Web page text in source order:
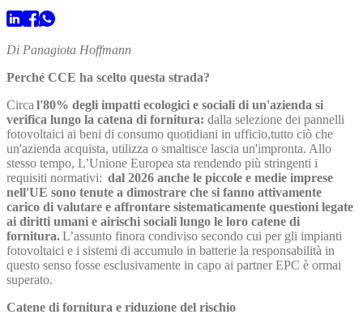
Di Panagiota Hoffmann
Perché CCE ha scelto questa strada?
Circa l'80% degli impatti ecologici e sociali di un'azienda si
verifica lungo la catena di fornitura: dalla selezione dei pannelli
fotovoltaici ai beni di consumo quotidiani in ufficio,tutto ciò che
un'azienda acquista, utilizza o smaltisce lascia un'impronta. Allo
stesso tempo, L’Unione Europea sta rendendo più stringenti i
requisiti normativi: dal 2026 anche le piccole e medie imprese
nell'UE sono tenute a dimostrare che si fanno attivamente
carico di valutare e affrontare sistematicamente questioni legate
ai diritti umani e airischi sociali lungo le loro catene di
fornitura.L’assunto finora condiviso secondo cui per gli impianti
fotovoltaici e i sistemi di accumulo in batterie la responsabilità in
questo senso fosse esclusivamente in capo ai partner EPC è ormai
superato.
Catene di fornitura e riduzione del rischio